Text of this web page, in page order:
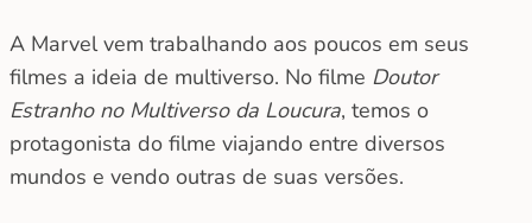
A Marvel vem trabalhando aos poucos em seus
filmes a ideia de multiverso. No filme Doutor
Estranho no Multiverso da Loucura, temos o
protagonista do filme viajando entre diversos
mundos e vendo outras de suas versões.